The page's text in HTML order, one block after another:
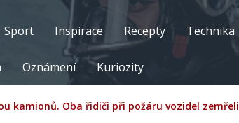
Sport Inspirace Recepty Technika
Oznámení Kuriozity
kamionů. Oba řidiči při požáru vozidel zemřeli